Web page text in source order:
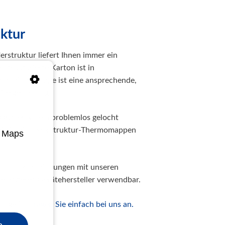
liefert Ihnen immer ein
strukturierte Karton ist in
ist eine ansprechende,
problemlos gelocht
in die Lederstruktur-Thermomappen
Thermobindungen mit unseren
anderen Gerätehersteller verwendbar.
fragen Sie einfach bei uns an.